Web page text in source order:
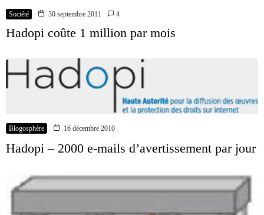
Société 30 septembre 2011 4
Hadopi coûte 1 million par mois
Blogosphère 16 décembre 2010
Hadopi – 2000 e-mails d’avertissement par jour